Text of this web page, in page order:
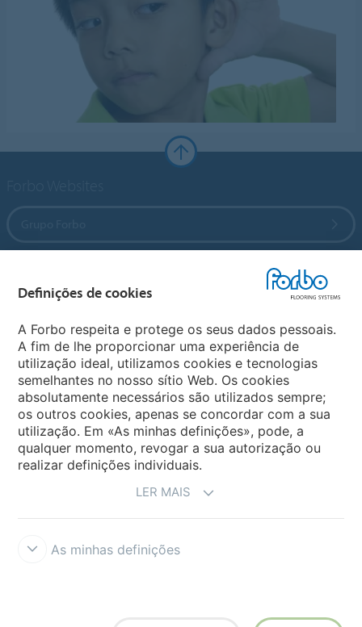
Sites Forbo
Selecione o país
Definições de cookies
A Forbo respeita e protege os seus dados pessoais.
A fim de lhe proporcionar uma experiência de
utilização ideal, utilizamos cookies e tecnologias
semelhantes no nosso sítio Web. Os cookies
absolutamente necessários são utilizados sempre;
os outros cookies, apenas se concordar com a sua
utilização. Em «As minhas definições», pode, a
qualquer momento, revogar a sua autorização ou
realizar definições individuais.
LER MAIS
As minhas definições